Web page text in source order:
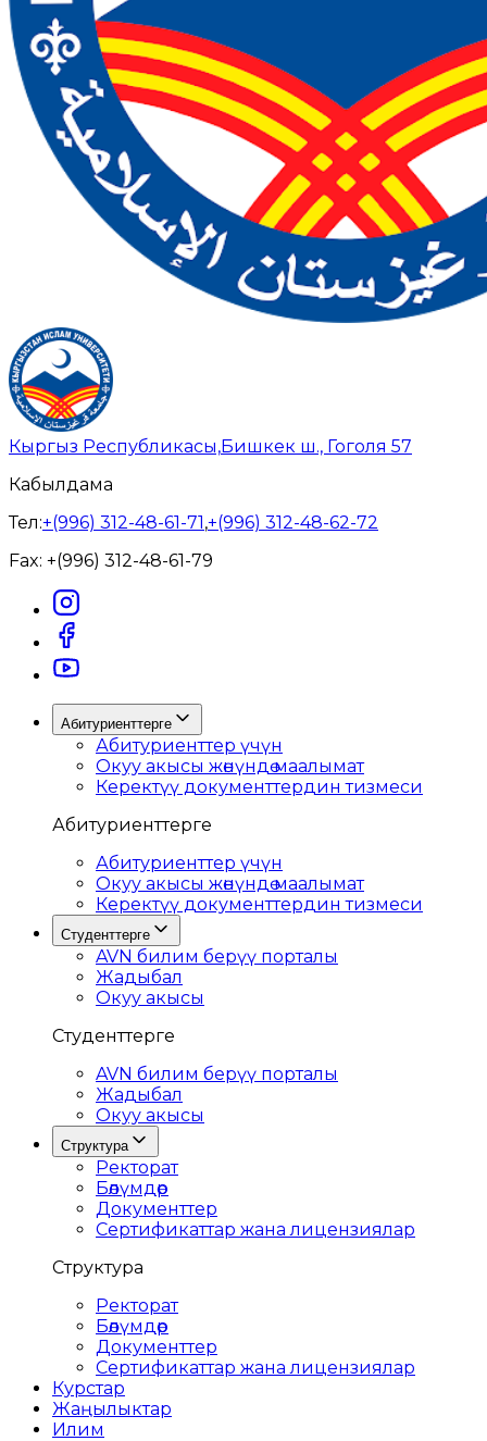
Кыргыз Республикасы,Бишкек ш., Гоголя 57
Кабылдама
Тел:+(996) 312-48-61-71,+(996) 312-48-62-72
Fax: +(996) 312-48-61-79
Абитуриенттерге
Абитуриенттер үчүн
Окуу акысы жөнүндө маалымат
Керектүү документтердин тизмеси
Абитуриенттерге
Абитуриенттер үчүн
Окуу акысы жөнүндө маалымат
Керектүү документтердин тизмеси
Студенттерге
AVN билим берүү порталы
Жадыбал
Окуу акысы
Студенттерге
AVN билим берүү порталы
Жадыбал
Окуу акысы
Структура
Ректорат
Бөлүмдөр
Документтер
Сертификаттар жана лицензиялар
Структура
Ректорат
Бөлүмдөр
Документтер
Сертификаттар жана лицензиялар
Курстар
Жаңылыктар
Илим